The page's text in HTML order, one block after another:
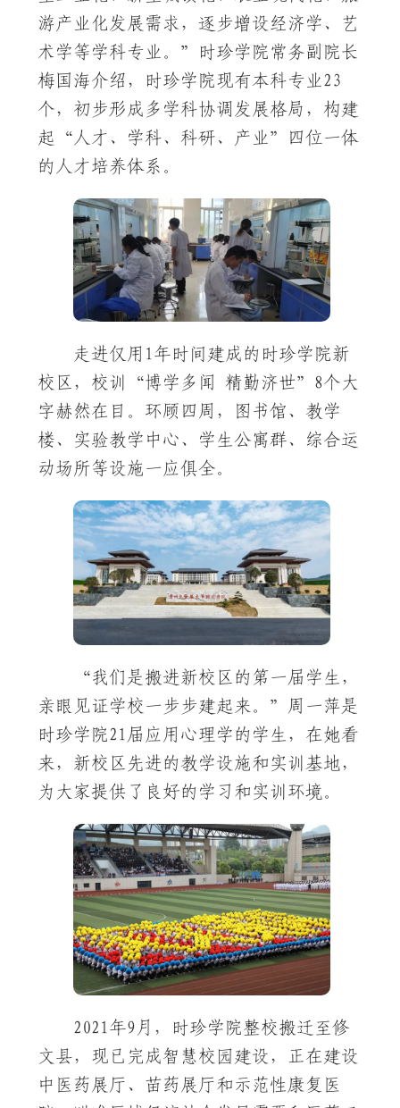
游产业化发展需求，逐步增设经济学、艺
术学等学科专业。”时珍学院常务副院长
梅国海介绍，时珍学院现有本科专业23
个，初步形成多学科协调发展格局，构建
起“人才、学科、科研、产业”四位一体
的人才培养体系。
走进仅用1年时间建成的时珍学院新
校区，校训“博学多闻 精勤济世”8个大
字赫然在目。环顾四周，图书馆、教学
楼、实验教学中心、学生公寓群、综合运
动场所等设施一应俱全。
“我们是搬进新校区的第一届学生，
亲眼见证学校一步步建起来。”周一萍是
时珍学院21届应用心理学的学生，在她看
来，新校区先进的教学设施和实训基地，
为大家提供了良好的学习和实训环境。
2021年9月，时珍学院整校搬迁至修
文县，现已完成智慧校园建设，正在建设
中医药展厅、苗药展厅和示范性康复医